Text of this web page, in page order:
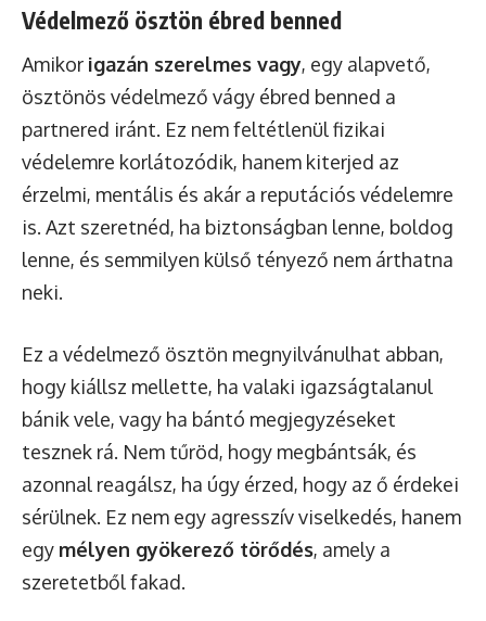
Védelmező ösztön ébred benned
Amikor igazán szerelmes vagy, egy alapvető,
ösztönös védelmező vágy ébred benned a
partnered iránt. Ez nem feltétlenül fizikai
védelemre korlátozódik, hanem kiterjed az
érzelmi, mentális és akár a reputációs védelemre
is. Azt szeretnéd, ha biztonságban lenne, boldog
lenne, és semmilyen külső tényező nem árthatna
neki.
Ez a védelmező ösztön megnyilvánulhat abban,
hogy kiállsz mellette, ha valaki igazságtalanul
bánik vele, vagy ha bántó megjegyzéseket
tesznek rá. Nem tűröd, hogy megbántsák, és
azonnal reagálsz, ha úgy érzed, hogy az ő érdekei
sérülnek. Ez nem egy agresszív viselkedés, hanem
egy mélyen gyökerező törődés, amely a
szeretetből fakad.